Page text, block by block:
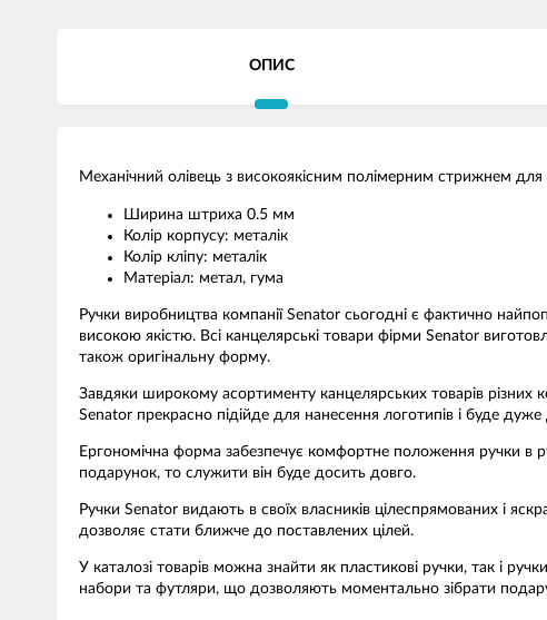
ОПИС
Механічний олівець з високоякісним полімерним стрижнем для
Ширина штриха 0.5 мм
Колір корпусу: металік
Колір кліпу: металік
Матеріал: метал, гума
Ручки виробництва компанії Senator сьогодні є фактично
високою якістю. Всі канцелярські товари фірми Senator
також оригінальну форму.
Завдяки широкому асортименту канцелярських товарів різних
Senator прекрасно підійде для нанесення логотипів і буде
Ергономічна форма забезпечує комфортне положення ручки в
подарунок, то служити він буде досить довго.
Ручки Senator видають в своїх власників цілеспрямованих і
дозволяє стати ближче до поставлених цілей.
У каталозі товарів можна знайти як пластикові ручки, так і
набори та футляри, що дозволяють моментально зібрати